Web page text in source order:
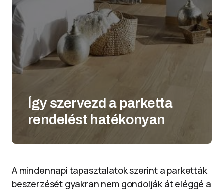
Így szervezd a parketta
rendelést hatékonyan
A mindennapi tapasztalatok szerint a parketták
beszerzését gyakran nem gondolják át eléggé a